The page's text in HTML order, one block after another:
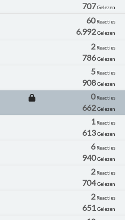
707Gelezen
60Reacties
6.992Gelezen
2 Reacties
786Gelezen
5 Reacties
908Gelezen
0Reacties
662Gelezen
1 Reacties
613Gelezen
6Reacties
940Gelezen
2 Reacties
704Gelezen
2 Reacties
651 Gelezen